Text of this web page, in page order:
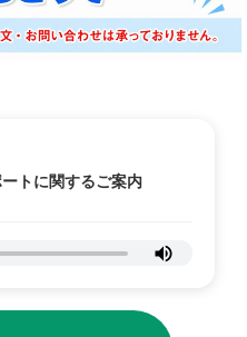
トに関するご案内